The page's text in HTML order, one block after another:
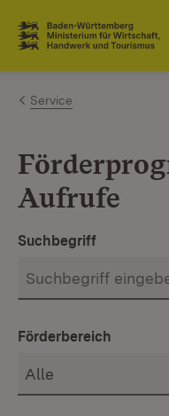
Zum Inhalt
Link zur Startseite
Service
Aufrufe
Suchbegriff
Förderbereich